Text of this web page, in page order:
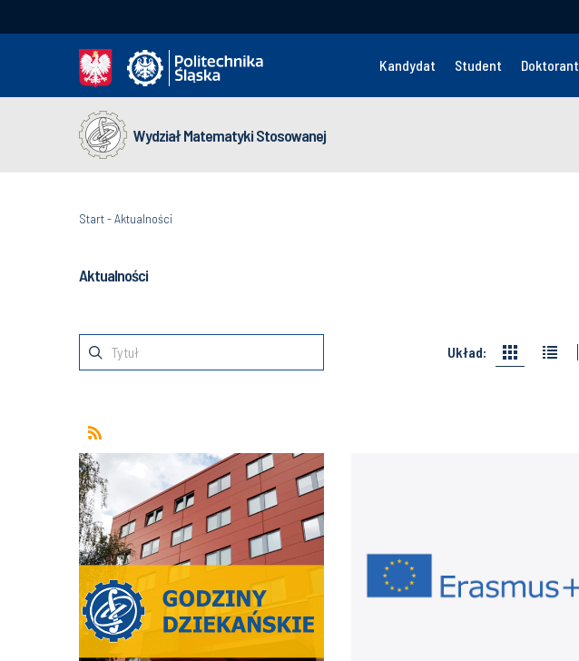
Kandydat Student Doktorant
Wydział Matematyki Stosowanej
Start-Aktualności
Aktualności
Układ: